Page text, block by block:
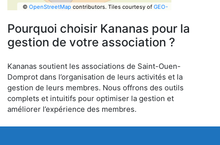
© OpenStreetMapcontributors. Tiles courtesy of GEO-
Pourquoi choisir Kananas pour la
gestion de votre association ?
Kananas soutient les associations de Saint-Ouen-
Domprot dans l’organisation de leurs activités et la
gestion de leurs membres. Nous offrons des outils
complets et intuitifs pour optimiser la gestion et
améliorer l’expérience des membres.